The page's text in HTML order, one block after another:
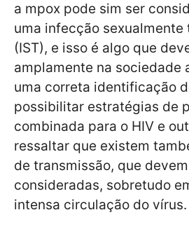
a mpox pode sim ser
uma infecção sexualmente
(IST), e isso é algo que
amplamente na sociedade
uma correta identificação
possibilitar estratégias de
combinada para o HIV e
ressaltar que existem
de transmissão, que
consideradas, sobretudo
intensa circulação do vírus.